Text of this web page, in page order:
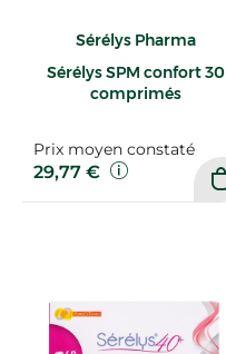
Sérélys Pharma
Sérélys SPM confort 30
comprimés
Prix moyen constaté
29,77 €